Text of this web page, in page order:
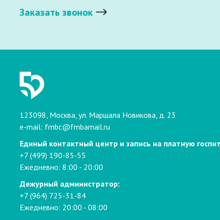
Заказать звонок
123098, Москва, ул. Маршала Новикова, д. 23
e-mail: fmbc@fmbamail.ru
Единый контактный центр и запись на платную
+7 (499) 190-85-55
Ежедневно: 8:00 - 20:00
Дежурный администратор:
+7 (964) 725-31-84
Ежедневно: 20:00 - 08:00